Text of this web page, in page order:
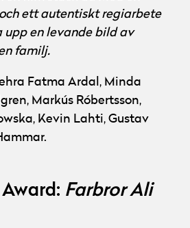
ett autentiskt regiarbete
upp en levande bild av
familj.
Fatma Ardal, Minda
Markús Róbertsson,
Kevin Lahti, Gustav
Farbror Ali